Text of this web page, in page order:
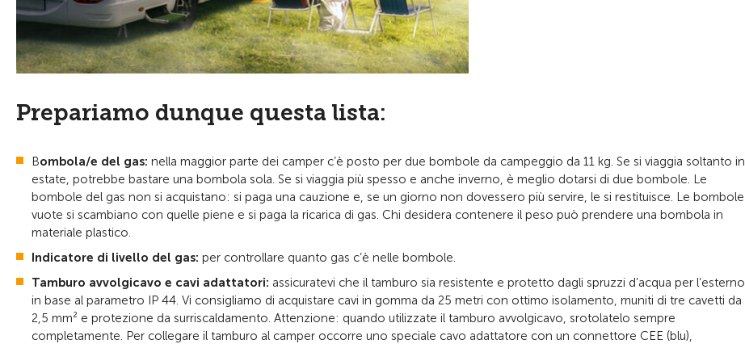
Prepariamo dunque questa lista:
Bombola/e del gas: nella maggior parte dei camper c’è posto per due bombole da campeggio da 11 kg. Se si viaggia soltanto in
estate, potrebbe bastare una bombola sola. Se si viaggia più spesso e anche inverno, è meglio dotarsi di due bombole. Le
bombole del gas non si acquistano: si paga una cauzione e, se un giorno non dovessero più servire, le si restituisce. Le bombole
vuote si scambiano con quelle piene e si paga la ricarica di gas. Chi desidera contenere il peso può prendere una bombola in
materiale plastico.
Indicatore di livello del gas: per controllare quanto gas c’è nelle bombole.
Tamburo avvolgicavo e cavi adattatori: assicuratevi che il tamburo sia resistente e protetto dagli spruzzi d’acqua per l’esterno
in base al parametro IP 44. Vi consigliamo di acquistare cavi in gomma da 25 metri con ottimo isolamento, muniti di tre cavetti da
2,5 mm² e protezione da surriscaldamento. Attenzione: quando utilizzate il tamburo avvolgicavo, srotolatelo sempre
completamente. Per collegare il tamburo al camper occorre uno speciale cavo adattatore con un connettore CEE (blu),